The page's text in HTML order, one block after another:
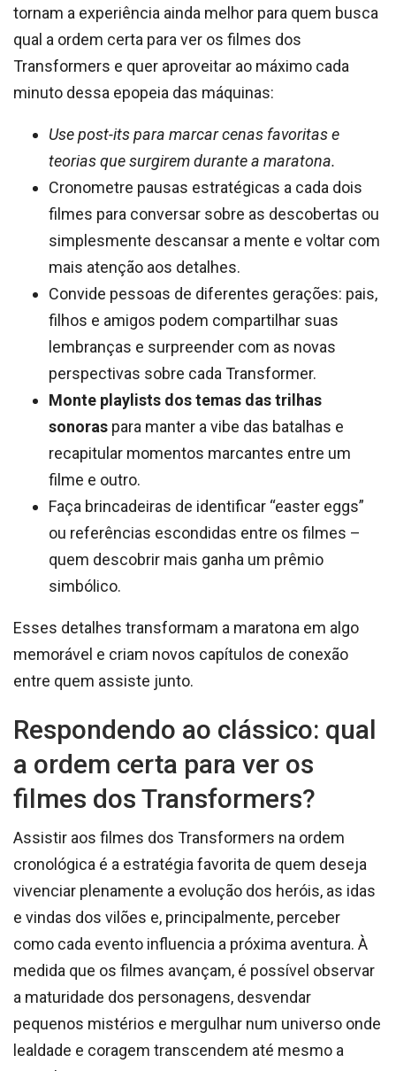
tornam a experiência ainda melhor para quem busca
qual a ordem certa para ver os filmes dos
Transformers e quer aproveitar ao máximo cada
minuto dessa epopeia das máquinas:
Use post-its para marcar cenas favoritas e
teorias que surgirem durante a maratona.
Cronometre pausas estratégicas a cada dois
filmes para conversar sobre as descobertas ou
simplesmente descansar a mente e voltar com
mais atenção aos detalhes.
Convide pessoas de diferentes gerações: pais,
filhos e amigos podem compartilhar suas
lembranças e surpreender com as novas
perspectivas sobre cada Transformer.
Monte playlists dos temas das trilhas
sonoras para manter a vibe das batalhas e
recapitular momentos marcantes entre um
filme e outro.
Faça brincadeiras de identificar “easter eggs”
ou referências escondidas entre os filmes –
quem descobrir mais ganha um prêmio
simbólico.
Esses detalhes transformam a maratona em algo
memorável e criam novos capítulos de conexão
entre quem assiste junto.
Respondendo ao clássico: qual
a ordem certa para ver os
filmes dos Transformers?
Assistir aos filmes dos Transformers na ordem
cronológica é a estratégia favorita de quem deseja
vivenciar plenamente a evolução dos heróis, as idas
e vindas dos vilões e, principalmente, perceber
como cada evento influencia a próxima aventura. À
medida que os filmes avançam, é possível observar
a maturidade dos personagens, desvendar
pequenos mistérios e mergulhar num universo onde
lealdade e coragem transcendem até mesmo a